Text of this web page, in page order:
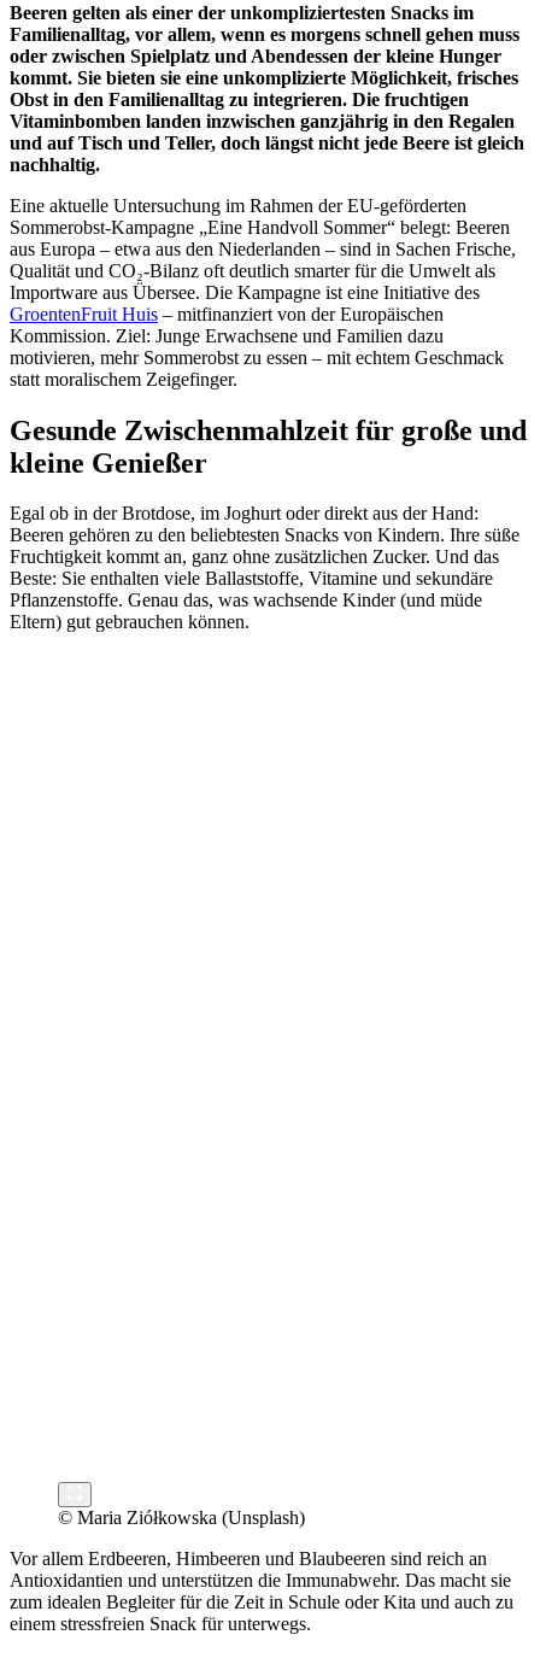
Beeren gelten als einer der unkompliziertesten Snacks im
Familienalltag, vor allem, wenn es morgens schnell gehen muss
oder zwischen Spielplatz und Abendessen der kleine Hunger
kommt. Sie bieten sie eine unkomplizierte Möglichkeit, frisches
Obst in den Familienalltag zu integrieren. Die fruchtigen
Vitaminbomben landen inzwischen ganzjährig in den Regalen
und auf Tisch und Teller, doch längst nicht jede Beere ist gleich
nachhaltig.
Eine aktuelle Untersuchung im Rahmen der EU-geförderten
Sommerobst-Kampagne „Eine Handvoll Sommer“ belegt: Beeren
aus Europa – etwa aus den Niederlanden – sind in Sachen Frische,
Qualität und CO₂-Bilanz oft deutlich smarter für die Umwelt als
Importware aus Übersee. Die Kampagne ist eine Initiative des
GroentenFruit Huis – mitfinanziert von der Europäischen
Kommission. Ziel: Junge Erwachsene und Familien dazu
motivieren, mehr Sommerobst zu essen – mit echtem Geschmack
statt moralischem Zeigefinger.
Gesunde Zwischenmahlzeit für große und
kleine Genießer
Egal ob in der Brotdose, im Joghurt oder direkt aus der Hand:
Beeren gehören zu den beliebtesten Snacks von Kindern. Ihre süße
Fruchtigkeit kommt an, ganz ohne zusätzlichen Zucker. Und das
Beste: Sie enthalten viele Ballaststoffe, Vitamine und sekundäre
Pflanzenstoffe. Genau das, was wachsende Kinder (und müde
Eltern) gut gebrauchen können.
© Maria Ziółkowska (Unsplash)
Vor allem Erdbeeren, Himbeeren und Blaubeeren sind reich an
Antioxidantien und unterstützen die Immunabwehr. Das macht sie
zum idealen Begleiter für die Zeit in Schule oder Kita und auch zu
einem stressfreien Snack für unterwegs.